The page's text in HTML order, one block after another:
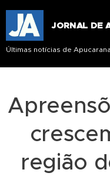
JORNAL DE
Últimas notícias de
região